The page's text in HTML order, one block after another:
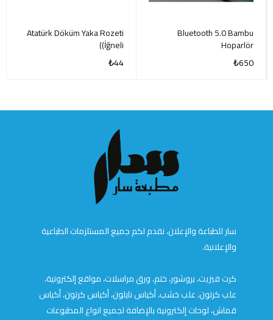
Bluetooth 5.0 Bambu
Hoparlör
₺650
Atatürk Döküm Yaka Rozeti
(İğneli)
₺44
سار للطباعة والإعلان، نقدم لكم جميع المستلزمات الطباعية
والإعلانية.
كرت فيزيت، بروشور، ختم، ورق مراسلات، مواقع إلكترونية،
علب كرتون، علب خشب، أكياس نايلون، أكياس كرتون، أكياس
قماش، لوحات إلكترونية بالإضافة لجميع انواع المطبوعات